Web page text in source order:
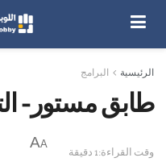
الرئيسية البرامج
طابق مستور-
وقت القراءة:1 دقيقة
A
A